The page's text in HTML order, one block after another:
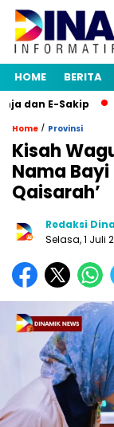
HOME BERITA
E-Sakip
Home / Provinsi
Kisah
Nama Bayi
Qaisarah’
Redaksi
Selasa, 1 Juli